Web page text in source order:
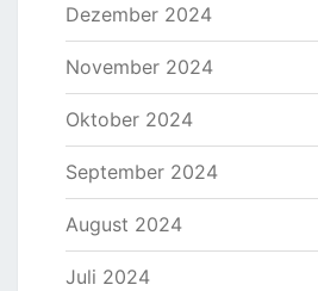
Dezember 2024
November 2024
Oktober 2024
September 2024
August 2024
Juli 2024